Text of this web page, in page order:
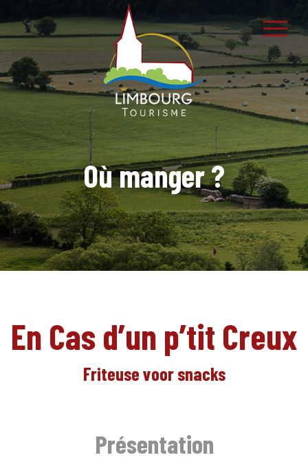
Où manger ?
En Cas d’un p’tit Creux
Friteuse voor snacks
Présentation